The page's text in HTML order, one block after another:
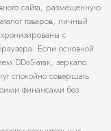
сайта, размещенную
товаров, личный
с
Если основной
DDoS-атак, зеркало
спокойно совершать
финансами без